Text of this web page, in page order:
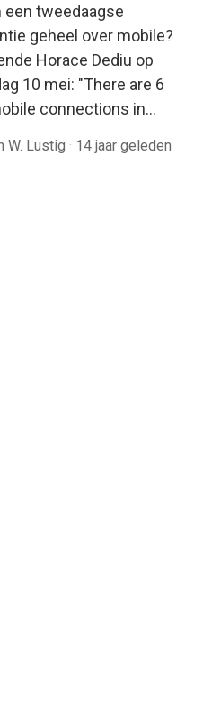
een tweedaagse
geheel over mobile?
Horace Dediu op
10 mei: "There are 6
connections in…
W. Lustig · 14 jaar geleden